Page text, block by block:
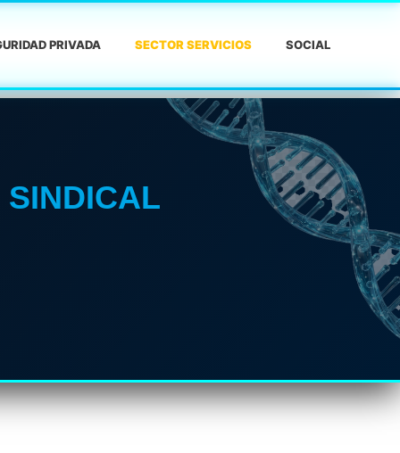
PRIVADA SECTOR SERVICIOS SOCIAL